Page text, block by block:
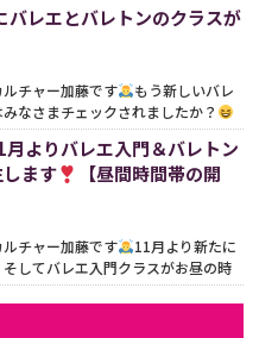
バレエとバレトンのクラスが
チャー加藤です
もう新しいバレ
なさまチェックされましたか？
間にバレトン入門クラス、そし...
月よりバレエ入門＆バレトン
ます
【昼間時間帯の開
チャー加藤です
11月より新たに
してバレエ入門クラスがお昼の時
水)は体験会（¥500）が実施さ...続